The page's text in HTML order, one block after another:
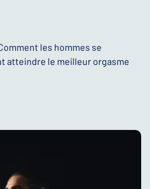
les hommes se
atteindre le meilleur orgasme